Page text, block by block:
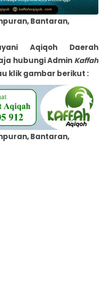
Bantaran,
Aqiqoh Daerah
hubungi Admin Kaffah
klik gambar berikut :
Bantaran,